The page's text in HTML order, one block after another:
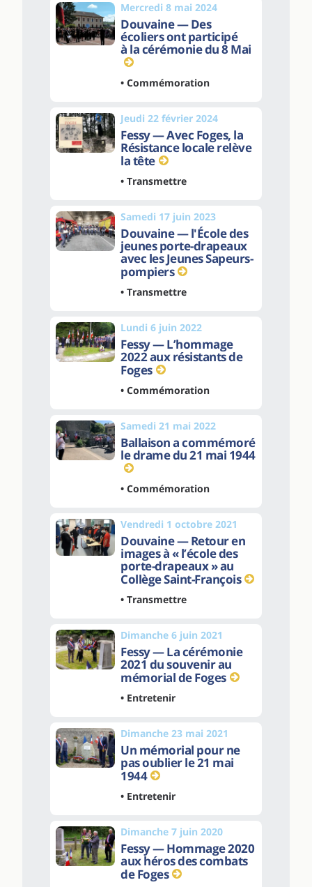
Mercredi 8 mai 2024
Douvaine — Des
écoliers ont participé
à la cérémonie du 8 Mai
• Commémoration
Jeudi 22 février 2024
Fessy — Avec Foges, la
Résistance locale relève
la tête
• Transmettre
Samedi 17 juin 2023
Douvaine — l'École des
jeunes porte-drapeaux
avec les Jeunes Sapeurs-
pompiers
• Transmettre
Lundi 6 juin 2022
Fessy — L’hommage
2022 aux résistants de
Foges
• Commémoration
Samedi 21 mai 2022
Ballaison a commémoré
le drame du 21 mai 1944
• Commémoration
Vendredi 1 octobre 2021
Douvaine — Retour en
images à « l’école des
porte-drapeaux » au
Collège Saint-François
• Transmettre
Dimanche 6 juin 2021
Fessy — La cérémonie
2021 du souvenir au
mémorial de Foges
• Entretenir
Dimanche 23 mai 2021
Un mémorial pour ne
pas oublier le 21 mai
1944
• Entretenir
Dimanche 7 juin 2020
Fessy — Hommage 2020
aux héros des combats
de Foges